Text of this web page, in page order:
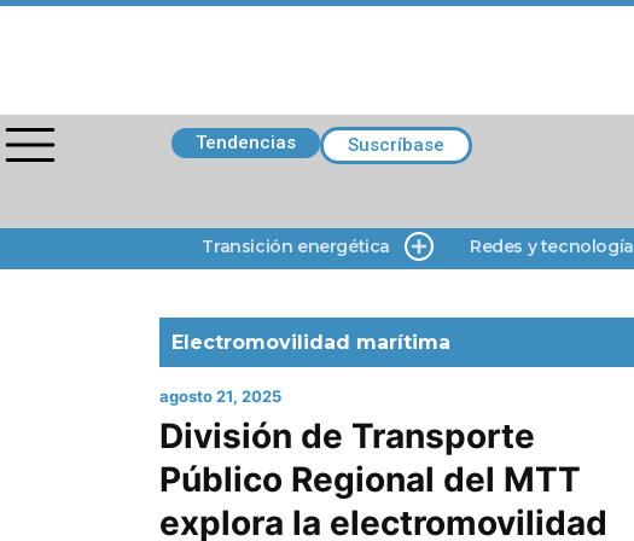
Tendencias Suscríbase
Transición energética Redes y tecnología
Electromovilidad marítima
agosto 21, 2025
División de Transporte
Público Regional del MTT
explora la electromovilidad